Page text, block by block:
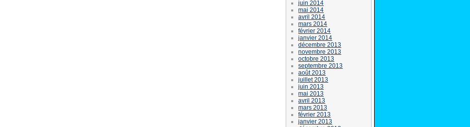
juin 2014
mai 2014
avril 2014
mars 2014
février 2014
janvier 2014
décembre 2013
novembre 2013
octobre 2013
septembre 2013
août 2013
juillet 2013
juin 2013
mai 2013
avril 2013
mars 2013
février 2013
janvier 2013